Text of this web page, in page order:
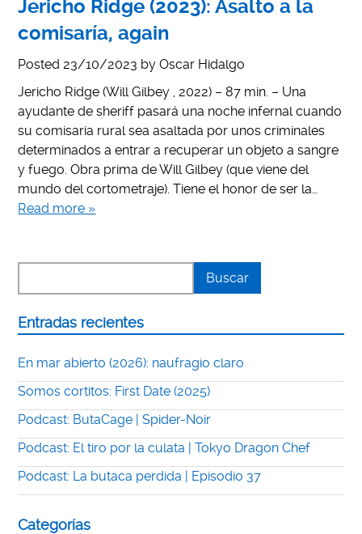
Jericho Ridge (2023): Asalto a la
comisaría, again
Posted 23/10/2023 byOscar Hidalgo
Jericho Ridge (Will Gilbey , 2022) – 87 min. – Una
ayudante de sheriff pasará una noche infernal cuando
su comisaria rural sea asaltada por unos criminales
determinados a entrar a recuperar un objeto a sangre
y fuego. Obra prima de Will Gilbey (que viene del
mundo del cortometraje). Tiene el honor de ser la…
Read more »
Entradas recientes
En mar abierto (2026): naufragio claro
Somos cortitos: First Date (2025)
Podcast: ButaCage | Spider-Noir
Podcast: El tiro por la culata | Tokyo Dragon Chef
Podcast: La butaca perdida | Episodio 37
Categorías